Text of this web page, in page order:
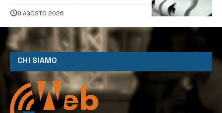
8 AGOSTO 2026
CHI SIAMO